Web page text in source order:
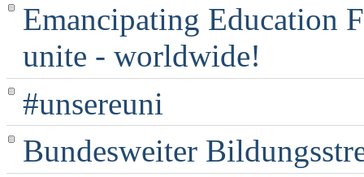
Emancipating Education
unite - worldwide!
#unsereuni
Bundesweiter